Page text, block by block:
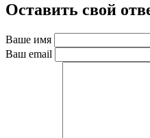
Оставить свой
Ваше имя
Ваш email